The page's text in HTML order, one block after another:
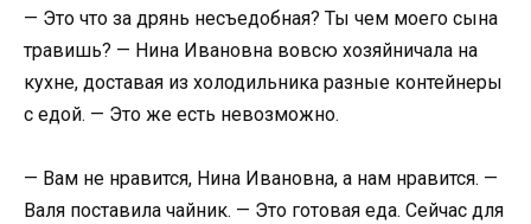
— Это что за дрянь несъедобная? Ты чем моего сына
травишь? — Нина Ивановна вовсю хозяйничала на
кухне, доставая из холодильника разные контейнеры
с едой. — Это же есть невозможно.
— Вам не нравится, Нина Ивановна, а нам нравится. —
Валя поставила чайник. — Это готовая еда. Сейчас для